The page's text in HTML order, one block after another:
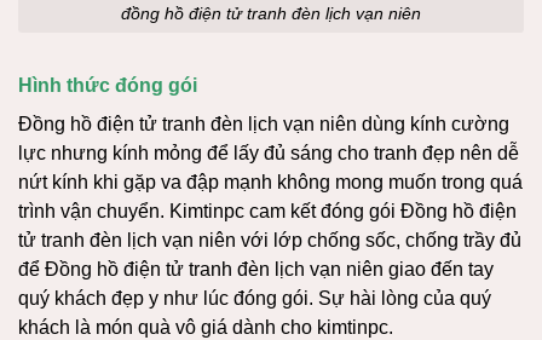
đồng hồ điện tử tranh đèn lịch vạn niên
Hình thức đóng gói
Đồng hồ điện tử tranh đèn lịch vạn niên dùng kính cường
lực nhưng kính mỏng để lấy đủ sáng cho tranh đẹp nên dễ
nứt kính khi gặp va đập mạnh không mong muốn trong quá
trình vận chuyển. Kimtinpc cam kết đóng gói Đồng hồ điện
tử tranh đèn lịch vạn niên với lớp chống sốc, chống trầy đủ
để Đồng hồ điện tử tranh đèn lịch vạn niên giao đến tay
quý khách đẹp y như lúc đóng gói. Sự hài lòng của quý
khách là món quà vô giá dành cho kimtinpc.